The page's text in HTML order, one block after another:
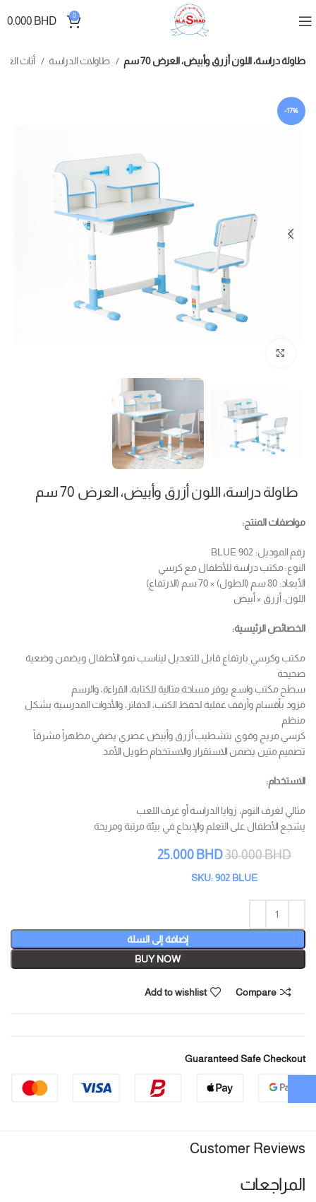
0
0.000 BHD
طاولة دراسة، اللون أزرق وأبيض، العرض 70 سم
-17%
طاولة دراسة، اللون أزرق وأبيض، العرض 70 سم
مواصفات المنتج:
رقم الموديل: 902 BLUE
النوع: مكتب دراسة للأطفال مع كرسي
الأبعاد: 80 سم (الطول) × 70 سم (الارتفاع)
اللون: أزرق × أبيض
الخصائص الرئيسية:
مكتب وكرسي بارتفاع قابل للتعديل ليناسب نمو الأطفال ويضمن وضعية
صحيحة
سطح مكتب واسع يوفر مساحة مثالية للكتابة، القراءة، والرسم
مزود بأقسام وأرفف عملية لحفظ الكتب، الدفاتر، والأدوات المدرسية بشكل
منظم
كرسي مريح وقوي بتشطيب أزرق وأبيض عصري يضفي مظهراً مشرقاً
تصميم متين يضمن الاستقرار والاستخدام طويل الأمد
الاستخدام:
مثالي لغرف النوم، زوايا الدراسة أو غرف اللعب
يشجع الأطفال على التعلم والإبداع في بيئة مرتبة ومريحة
30.000BHD
25.000 BHD
SKU: 902 BLUE
إضافة إلى السلة
BUY NOW
Compare
Add to wishlist
Guaranteed Safe Checkout
Customer Reviews
المراجعات